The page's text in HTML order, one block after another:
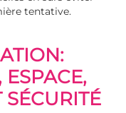
tentative.
ESPACE,
SÉCURITÉ